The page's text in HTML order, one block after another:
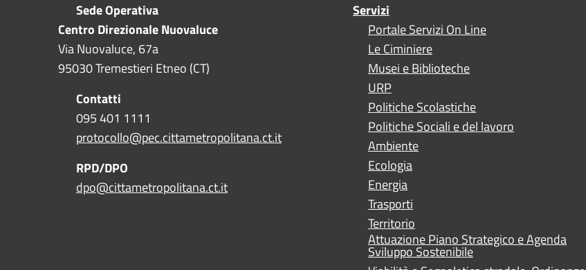
Sede Operativa
Centro Direzionale Nuovaluce
Via Nuovaluce, 67a
95030 Tremestieri Etneo (CT)
Contatti
095 401 1111
protocollo@pec.cittametropolitana.ct.it
RPD/DPO
dpo@cittametropolitana.ct.it
Servizi
Portale Servizi On Line
Le Ciminiere
Musei e Biblioteche
URP
Politiche Scolastiche
Politiche Sociali e del lavoro
Ambiente
Ecologia
Energia
Trasporti
Territorio
Attuazione Piano Strategico e Agenda
Sviluppo Sostenibile